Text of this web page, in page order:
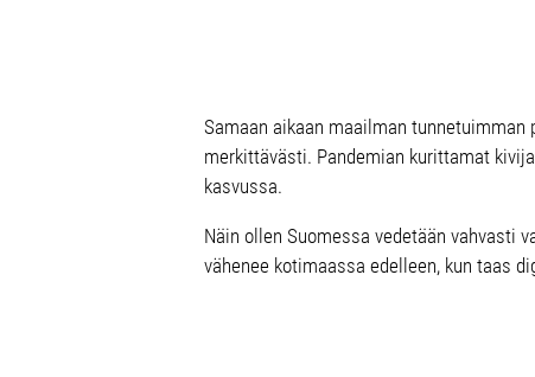
Samaan aikaan maailman tunnetuimman
merkittävästi. Pandemian kurittamat
kasvussa.
Näin ollen Suomessa vedetään vahvasti
vähenee kotimaassa edelleen, kun taas